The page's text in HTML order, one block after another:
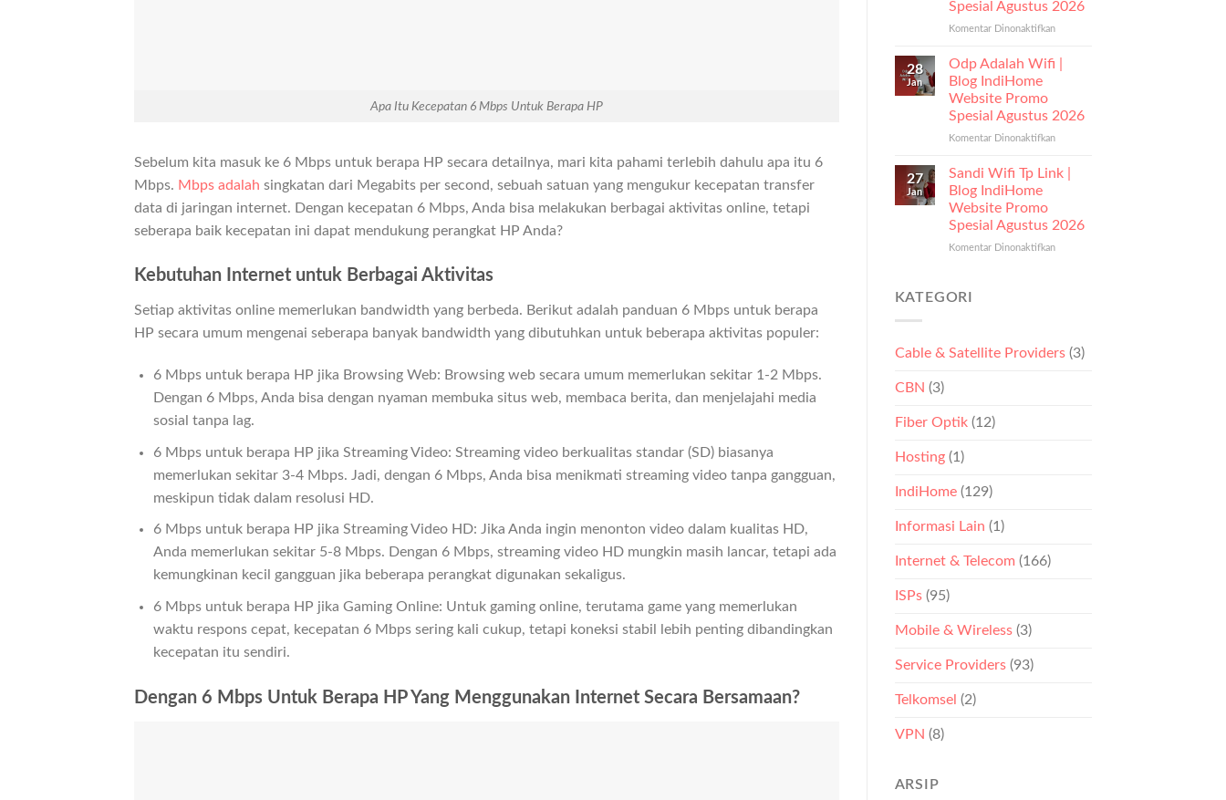
Apa Itu Kecepatan 6 Mbps Untuk Berapa HP
Sebelum kita masuk ke 6 Mbps untuk berapa HP secara detailnya, mari kita pahami terlebih dahulu apa itu 6
Mbps. Mbps adalah singkatan dari Megabits per second, sebuah satuan yang mengukur kecepatan transfer
data di jaringan internet. Dengan kecepatan 6 Mbps, Anda bisa melakukan berbagai aktivitas online, tetapi
seberapa baik kecepatan ini dapat mendukung perangkat HP Anda?
Kebutuhan Internet untuk Berbagai Aktivitas
Setiap aktivitas online memerlukan bandwidth yang berbeda. Berikut adalah panduan 6 Mbps untuk berapa
HP secara umum mengenai seberapa banyak bandwidth yang dibutuhkan untuk beberapa aktivitas populer:
6 Mbps untuk berapa HP jika Browsing Web: Browsing web secara umum memerlukan sekitar 1-2 Mbps.
Dengan 6 Mbps, Anda bisa dengan nyaman membuka situs web, membaca berita, dan menjelajahi media
sosial tanpa lag.
6 Mbps untuk berapa HP jika Streaming Video: Streaming video berkualitas standar (SD) biasanya
memerlukan sekitar 3-4 Mbps. Jadi, dengan 6 Mbps, Anda bisa menikmati streaming video tanpa gangguan,
meskipun tidak dalam resolusi HD.
6 Mbps untuk berapa HP jika Streaming Video HD: Jika Anda ingin menonton video dalam kualitas HD,
Anda memerlukan sekitar 5-8 Mbps. Dengan 6 Mbps, streaming video HD mungkin masih lancar, tetapi ada
kemungkinan kecil gangguan jika beberapa perangkat digunakan sekaligus.
6 Mbps untuk berapa HP jika Gaming Online: Untuk gaming online, terutama game yang memerlukan
waktu respons cepat, kecepatan 6 Mbps sering kali cukup, tetapi koneksi stabil lebih penting dibandingkan
kecepatan itu sendiri.
Dengan 6 Mbps Untuk Berapa HP Yang Menggunakan Internet Secara Bersamaan?
Spesial Agustus 2026
Komentar Dinonaktifkanpada
Kecepatan
|
Blog
Website
Promo
2026
28
Jan
Odp Adalah Wifi |
Blog IndiHome
Website Promo
Spesial Agustus 2026
Komentar Dinonaktifkanpada
Adalah
IndiHome
Website
27
Jan
Sandi Wifi Tp Link |
Blog IndiHome
Website Promo
Spesial Agustus 2026
Komentar Dinonaktifkanpada
IndiHome
KATEGORI
Cable & Satellite Providers(3)
CBN (3)
Fiber Optik(12)
Hosting(1)
IndiHome(129)
Informasi Lain (1)
Internet & Telecom (166)
ISPs(95)
Mobile & Wireless(3)
Service Providers(93)
Telkomsel (2)
VPN (8)
ARSIP